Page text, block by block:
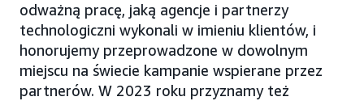
odważną pracę, jaką agencje i partnerzy
technologiczni wykonali w imieniu klientów, i
honorujemy przeprowadzone w dowolnym
miejscu na świecie kampanie wspierane przez
partnerów. W 2023 roku przyznamy też